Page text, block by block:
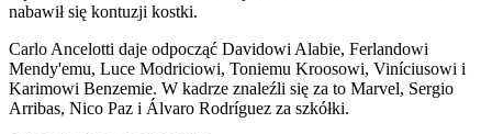
nabawił się kontuzji kostki.
Carlo Ancelotti daje odpocząć Davidowi Alabie, Ferlandowi
Mendy'emu, Luce Modriciowi, Toniemu Kroosowi, Viníciusowi i
Karimowi Benzemie. W kadrze znaleźli się za to Marvel, Sergio
Arribas, Nico Paz i Álvaro Rodríguez za szkółki.